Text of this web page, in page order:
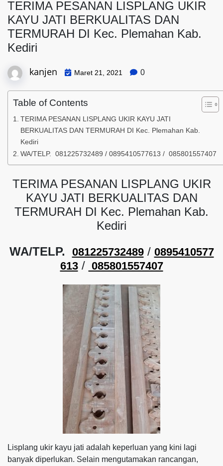
TERIMA PESANAN LISPLANG UKIR
KAYU JATI BERKUALITAS DAN
TERMURAH DI Kec. Plemahan Kab.
Kediri
kanjen Maret 21, 2021 0
Table of Contents
TERIMA PESANAN LISPLANG UKIR KAYU JATI
BERKUALITAS DAN TERMURAH DI Kec. Plemahan Kab.
Kediri
WA/TELP. 081225732489 / 0895410577613 / 085801557407
TERIMA PESANAN LISPLANG UKIR
KAYU JATI BERKUALITAS DAN
TERMURAH DI Kec. Plemahan Kab.
Kediri
WA/TELP. 081225732489/ 0895410577
613/ 085801557407
Lisplang ukir kayu jati adalah keperluan yang kini lagi
banyak diperlukan. Selain mengutamakan rancangan,